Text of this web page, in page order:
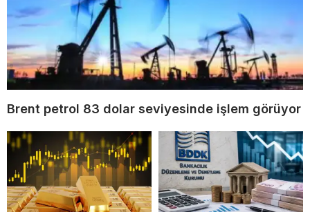
Brent petrol 83 dolar seviyesinde işlem görüyor